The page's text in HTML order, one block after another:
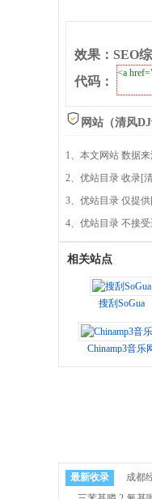
效果 ： SEO
代码 ：
网站（清风
1、本文网站 数据
2、优站目录 收录[
3、优站目录 仅提
4、优站目录 不接
相关站点
搜刮SoGua
Chinamp3音乐
最新收录 成都